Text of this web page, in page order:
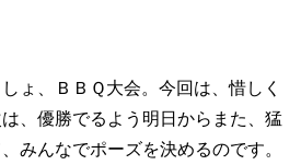
ょ、ＢＢＱ大会。今回は、惜しく
、優勝でるよう明日からまた、猛
みんなでポーズを決めるのです。